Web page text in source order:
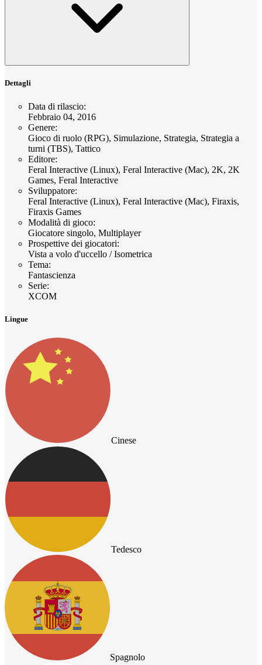
Dettagli
Data di rilascio:
Febbraio 04, 2016
Genere:
Gioco di ruolo (RPG), Simulazione, Strategia, Strategia a
turni (TBS), Tattico
Editore:
Feral Interactive (Linux), Feral Interactive (Mac), 2K, 2K
Games, Feral Interactive
Sviluppatore:
Feral Interactive (Linux), Feral Interactive (Mac), Firaxis,
Firaxis Games
Modalità di gioco:
Giocatore singolo, Multiplayer
Prospettive dei giocatori:
Vista a volo d'uccello / Isometrica
Tema:
Fantascienza
Serie:
XCOM
Lingue
Cinese
Tedesco
Spagnolo